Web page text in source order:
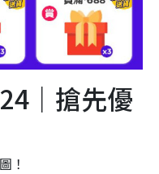
｜搶先優
！